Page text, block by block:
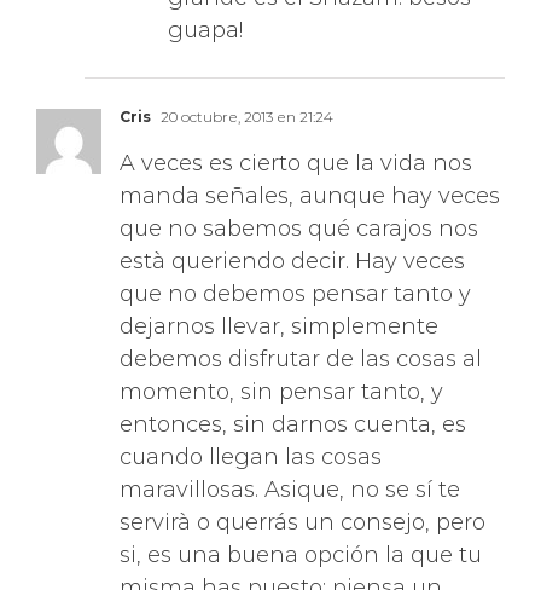
guapa!
A veces es cierto que la vida nos
manda señales, aunque hay veces
que no sabemos qué carajos nos
està queriendo decir. Hay veces
que no debemos pensar tanto y
dejarnos llevar, simplemente
debemos disfrutar de las cosas al
momento, sin pensar tanto, y
entonces, sin darnos cuenta, es
cuando llegan las cosas
maravillosas. Asique, no se sí te
servirà o querrás un consejo, pero
si, es una buena opción la que tu
misma has puesto: piensa un